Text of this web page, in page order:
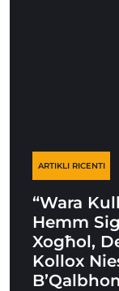
ARTIKLI RICENTI
“Wara
Hemm
Xogħol,
Kollox